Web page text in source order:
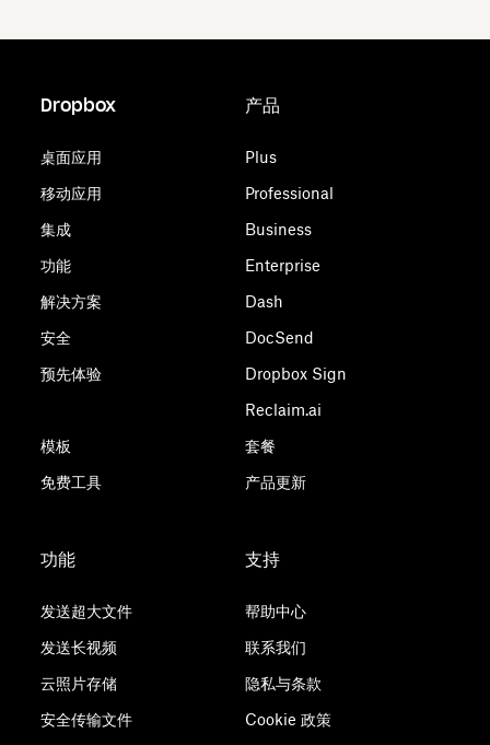
Dropbox
桌面应用
移动应用
集成
功能
解决方案
安全
预先体验
模板
免费工具
产品
Plus
Professional
Business
Enterprise
Dash
DocSend
Dropbox Sign
Reclaim.ai
套餐
产品更新
功能
发送超大文件
发送长视频
云照片存储
安全传输文件
支持
帮助中心
联系我们
隐私与条款
Cookie 政策